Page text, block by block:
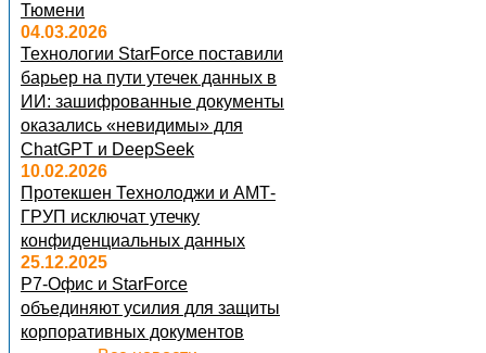
Тюмени
04.03.2026
Технологии StarForce поставили
барьер на пути утечек данных в
ИИ: зашифрованные документы
оказались «невидимы» для
ChatGPT и DeepSeek
10.02.2026
Протекшен Технолоджи и АМТ-
ГРУП исключат утечку
конфиденциальных данных
25.12.2025
Р7-Офис и StarForce
объединяют усилия для защиты
корпоративных документов